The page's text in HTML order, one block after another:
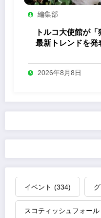
編集部
トルコ大使館が
最新トレンドを発
2026年8月8日
イベント (334)
スコティッシュフォール